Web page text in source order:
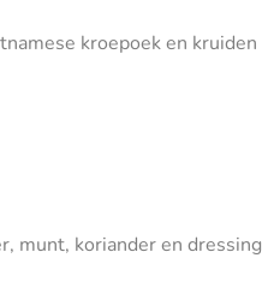
kroepoek en kruiden
munt, koriander en dressing